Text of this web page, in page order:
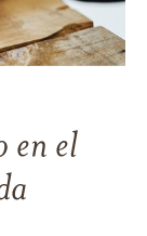
en el